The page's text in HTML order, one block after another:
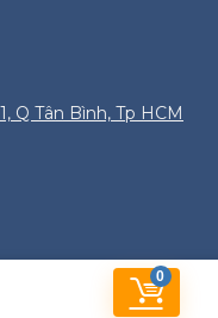
0
Q Tân Bình, Tp HCM